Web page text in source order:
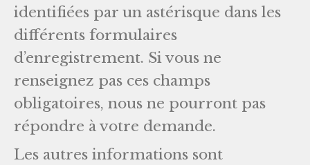
identifiées par un astérisque dans les
différents formulaires
d’enregistrement. Si vous ne
renseignez pas ces champs
obligatoires, nous ne pourront pas
répondre à votre demande.
Les autres informations sont